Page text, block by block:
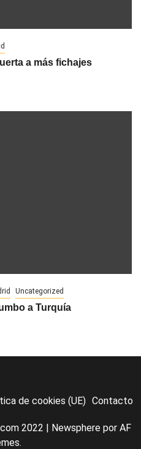
a más fichajes
Uncategorized
a Turquía
de cookies (UE) Contacto
2022 | Newspherepor AF